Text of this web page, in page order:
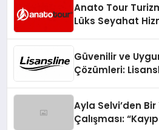
Anato Tour
Lüks Seyahat
Güvenilir ve
Çözümleri:
Ayla Selvi’den Bir
Çalışması: